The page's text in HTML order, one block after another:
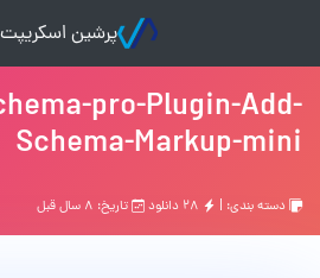
پرشین اسکریپت
pro-Plugin-Add-
Schema-Markup-mini
دسته بندی: | تاریخ: ۸ سال قبل